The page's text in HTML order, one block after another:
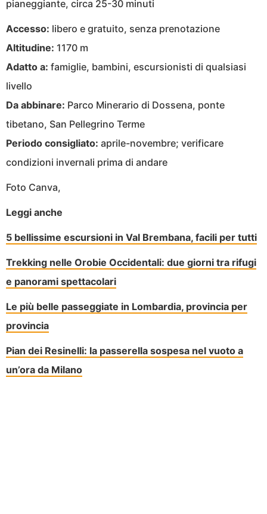
pianeggiante, circa 25-30 minuti
Accesso: libero e gratuito, senza prenotazione
Altitudine: 1170 m
Adatto a: famiglie, bambini, escursionisti di qualsiasi
livello
Da abbinare: Parco Minerario di Dossena, ponte
tibetano, San Pellegrino Terme
Periodo consigliato: aprile-novembre; verificare
condizioni invernali prima di andare
Foto Canva,
Leggi anche
5 bellissime escursioni in Val Brembana, facili per tutti
Trekking nelle Orobie Occidentali: due giorni tra rifugi
e panorami spettacolari
Le più belle passeggiate in Lombardia, provincia per
provincia
Pian dei Resinelli: la passerella sospesa nel vuoto a
un’ora da Milano